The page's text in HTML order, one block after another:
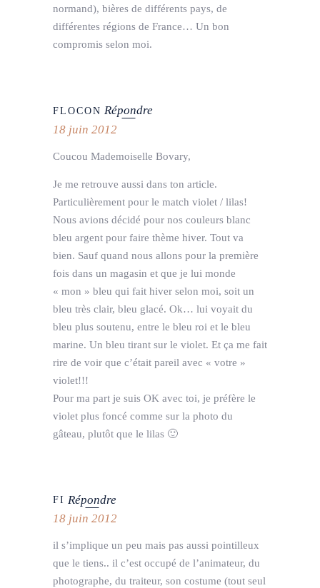
normand), bières de différents pays, de
différentes régions de France… Un bon
compromis selon moi.
FLOCON Répondre
18 juin 2012
Coucou Mademoiselle Bovary,
Je me retrouve aussi dans ton article.
Particulièrement pour le match violet / lilas!
Nous avions décidé pour nos couleurs blanc
bleu argent pour faire thème hiver. Tout va
bien. Sauf quand nous allons pour la première
fois dans un magasin et que je lui monde
« mon » bleu qui fait hiver selon moi, soit un
bleu très clair, bleu glacé. Ok… lui voyait du
bleu plus soutenu, entre le bleu roi et le bleu
marine. Un bleu tirant sur le violet. Et ça me fait
rire de voir que c’était pareil avec « votre »
violet!!!
Pour ma part je suis OK avec toi, je préfère le
violet plus foncé comme sur la photo du
gâteau, plutôt que le lilas 🙂
FI Répondre
18 juin 2012
il s’implique un peu mais pas aussi pointilleux
que le tiens.. il c’est occupé de l’animateur, du
photographe, du traiteur, son costume (tout seul